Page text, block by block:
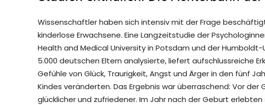
Wissenschaftler haben sich intensiv mit der Frage
kinderlose Erwachsene. Eine Langzeitstudie der
Health and Medical University in Potsdam und der
5.000 deutschen Eltern analysierte, liefert aufschlussreiche
Gefühle von Glück, Traurigkeit, Angst und Ärger in den fünf
Kindes veränderten. Das Ergebnis war überraschend: Vor
glücklicher und zufriedener. Im Jahr nach der Geburt